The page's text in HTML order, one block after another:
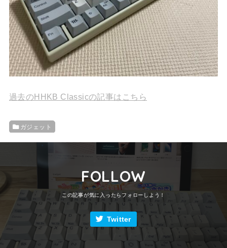
過去のHHKB Classicの記事はこちら
ガジェット
FOLLOW
Twitter